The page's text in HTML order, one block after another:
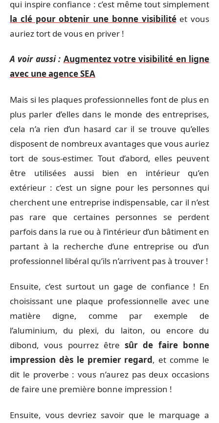
qui inspire confiance : c’est même tout simplement
la clé pour obtenir une bonne visibilitéet vous
auriez tort de vous en priver !
A voir aussi : Augmentez votre visibilité en ligne
avec une agence SEA
Mais si les plaques professionnelles font de plus en
plus parler d’elles dans le monde des entreprises,
cela n’a rien d’un hasard car il se trouve qu’elles
disposent de nombreux avantages que vous auriez
tort de sous-estimer. Tout d’abord, elles peuvent
être utilisées aussi bien en intérieur qu’en
extérieur : c’est un signe pour les personnes qui
cherchent une entreprise indispensable, car il n’est
pas rare que certaines personnes se perdent
parfois dans la rue ou à l’intérieur d’un bâtiment en
partant à la recherche d’une entreprise ou d’un
professionnel libéral qu’ils n’arrivent pas à trouver !
Ensuite, c’est surtout un gage de confiance ! En
choisissant une plaque professionnelle avec une
matière digne, comme par exemple de
l’aluminium, du plexi, du laiton, ou encore du
dibond, vous pourrez êtresûr de faire bonne
impression dès le premier regard, et comme le
dit le proverbe : vous n’aurez pas deux occasions
de faire une première bonne impression !
Ensuite, vous devriez savoir que le marquage a